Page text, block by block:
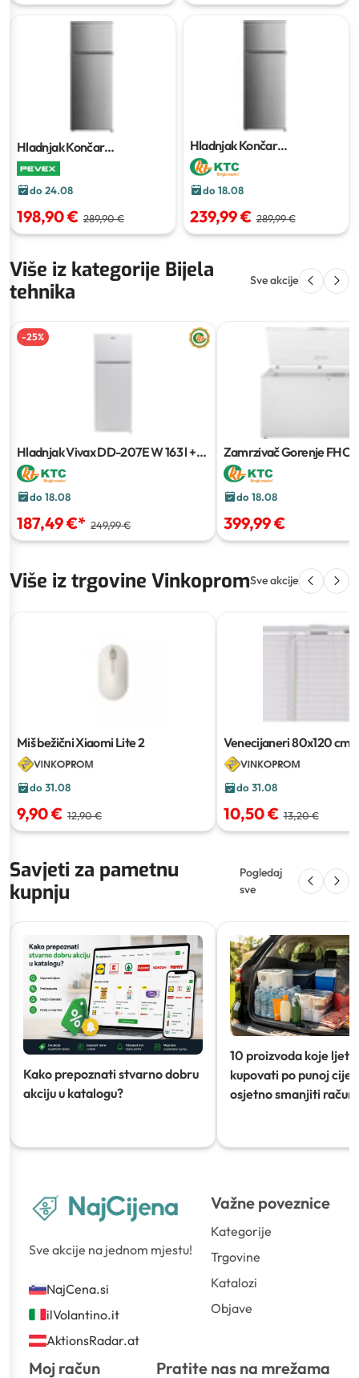
Hladnjak Končar
HL55204IM
do 24.08
198,90 € 289,90 €
Hladnjak Končar
HL55204IM
do 18.08
239,99 € 289,99 €
Više iz kategorije Bijela
tehnika
Sve akcije
-25%
Hladnjak Vivax DD-207E W163 l +
41 l
do 18.08
187,49 €* 249,99 €
Zamrzivač Gorenje
420 l
do 18.08
399,99 €
Više iz trgovine VinkopromSve akcije
Miš bežični Xiaomi Lite 2
do 31.08
9,90 € 12,90 €
Venecijaneri80x120 cm
do 31.08
10,50 € 13,20 €
Savjeti za pametnu
kupnju
Pogledaj
sve
Kako prepoznati stvarno dobru
akciju u katalogu?
10 proizvoda koje ljeti
kupovati po punoj
osjetno smanjiti račun)
Sve akcije na jednom mjestu!
NajCena.si
ilVolantino.it
AktionsRadar.at
Važne poveznice
Kategorije
Trgovine
Katalozi
Objave
Moj račun Pratite nas na mrežama